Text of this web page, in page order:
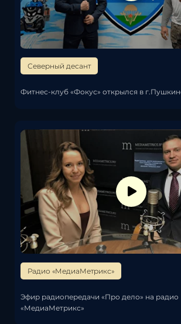
Северный десант
Фитнес-клуб «Фокус» открылся в
Радио «МедиаМетрикс»
Эфир радиопередачи «Про дело» на радио
«МедиаМетрикс»